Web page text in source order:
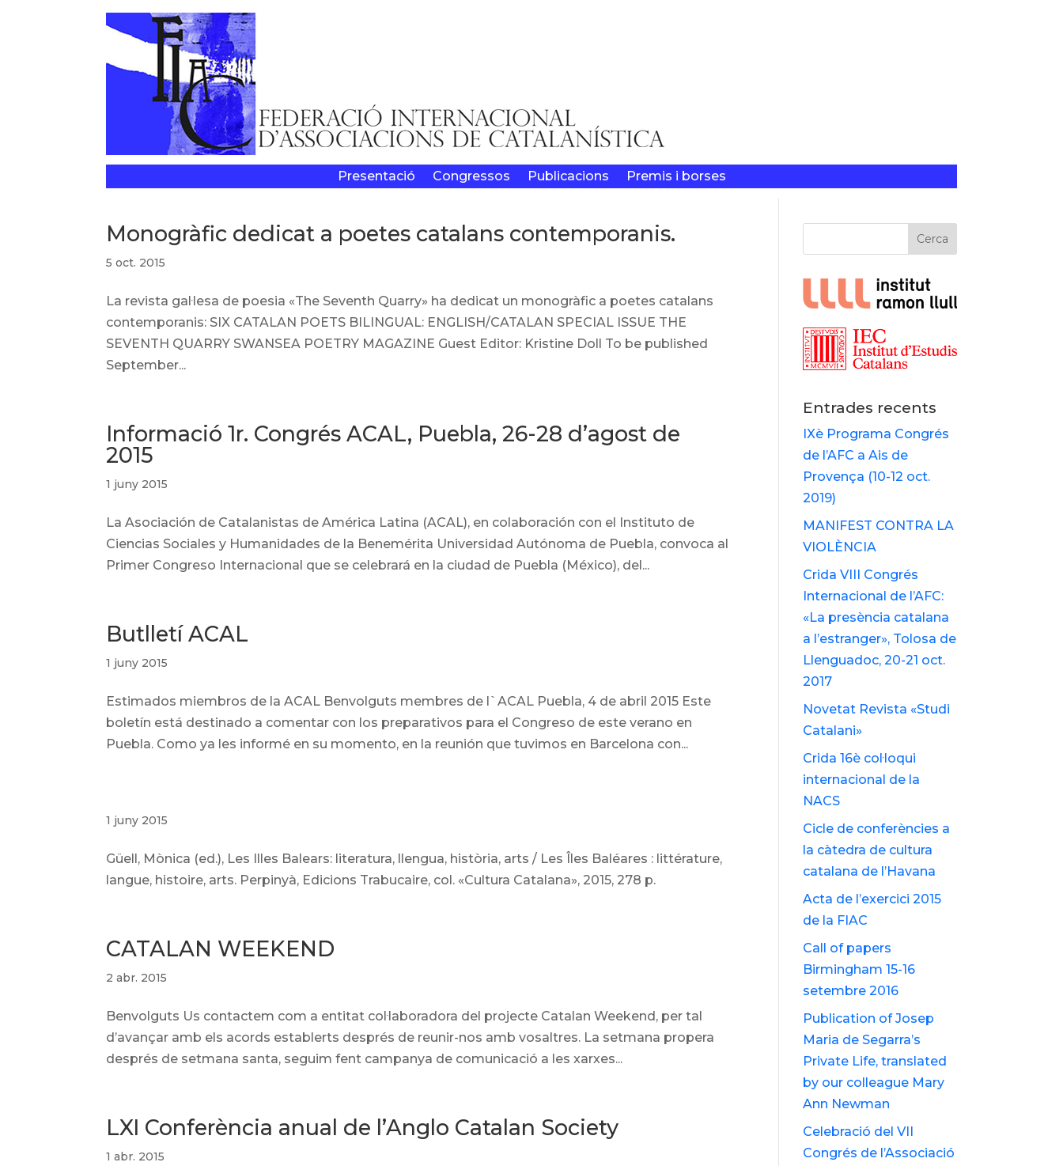
Presentació Congressos Publicacions Premis i borses
Monogràfic dedicat a poetes catalans contemporanis.
5 oct. 2015
La revista gal·lesa de poesia «The Seventh Quarry» ha dedicat un monogràfic a poetes catalans
contemporanis: SIX CATALAN POETS BILINGUAL: ENGLISH/CATALAN SPECIAL ISSUE THE
SEVENTH QUARRY SWANSEA POETRY MAGAZINE Guest Editor: Kristine Doll To be published
September...
Informació 1r. Congrés ACAL, Puebla, 26-28 d’agost de
2015
1 juny 2015
La Asociación de Catalanistas de América Latina (ACAL), en colaboración con el Instituto de
Ciencias Sociales y Humanidades de la Benemérita Universidad Autónoma de Puebla, convoca al
Primer Congreso Internacional que se celebrará en la ciudad de Puebla (México), del...
Butlletí ACAL
1 juny 2015
Estimados miembros de la ACAL Benvolguts membres de l`ACAL Puebla, 4 de abril 2015 Este
boletín está destinado a comentar con los preparativos para el Congreso de este verano en
Puebla. Como ya les informé en su momento, en la reunión que tuvimos en Barcelona con...
1 juny 2015
Güell, Mònica (ed.), Les Illes Balears: literatura, llengua, història, arts / Les Îles Baléares : littérature,
langue, histoire, arts. Perpinyà, Edicions Trabucaire, col. «Cultura Catalana», 2015, 278 p.
CATALAN WEEKEND
2 abr. 2015
Benvolguts Us contactem com a entitat col·laboradora del projecte Catalan Weekend, per tal
d’avançar amb els acords establerts després de reunir-nos amb vosaltres. La setmana propera
després de setmana santa, seguim fent campanya de comunicació a les xarxes...
LXI Conferència anual de l’Anglo Catalan Society
1 abr. 2015
Cerca
Entrades recents
IXè Programa Congrés
de l’AFC a Ais de
Provença (10-12 oct.
2019)
MANIFEST CONTRA LA
VIOLÈNCIA
Crida VIII Congrés
Internacional de l’AFC:
«La presència catalana
a l’estranger», Tolosa de
Llenguadoc, 20-21 oct.
2017
Novetat Revista «Studi
Catalani»
Crida 16è col·loqui
internacional de la
NACS
Cicle de conferències a
la càtedra de cultura
catalana de l’Havana
Acta de l’exercici 2015
de la FIAC
Call of papers
Birmingham 15-16
setembre 2016
Publication of Josep
Maria de Segarra’s
Private Life, translated
by our colleague Mary
Ann Newman
Celebració del VII
Congrés de l’Associació